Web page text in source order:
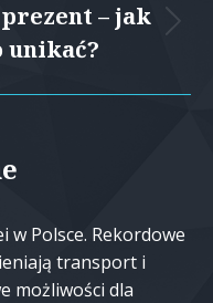
– jak
unikać?
w Polsce. Rekordowe
transport i
możliwości dla